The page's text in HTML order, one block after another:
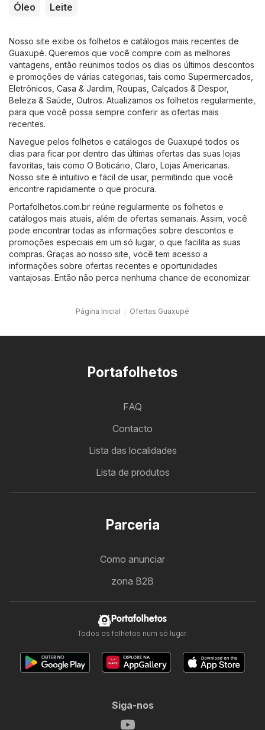
Óleo Leite
Nosso site exibe os folhetos e catálogos mais recentes de
Guaxupé. Queremos que você compre com as melhores
vantagens, então reunimos todos os dias os últimos descontos
e promoções de várias categorias, tais como Supermercados
Eletrônicos Casa & Jardim Roupas, Calçados & Despor,
Beleza & Saúde Outros. Atualizamos os folhetos regularmente,
para que você possa sempre conferir as ofertas mais
recentes.
Navegue pelos folhetos e catálogos de Guaxupé todos os
dias para ficar por dentro das últimas ofertas das suas lojas
favoritas, tais como O Boticário Claro Lojas Americanas.
Nosso site é intuitivo e fácil de usar, permitindo que você
encontre rapidamente o que procura.
Portafolhetos.com.br reúne regularmente os folhetos e
catálogos mais atuais, além de ofertas semanais. Assim, você
pode encontrar todas as informações sobre descontos e
promoções especiais em um só lugar, o que facilita as suas
compras. Graças ao nosso site, você tem acesso a
informações sobre ofertas recentes e oportunidades
vantajosas. Então não perca nenhuma chance de economizar.
Página Inicial Ofertas Guaxupé
Portafolhetos
FAQ
Contacto
Lista das localidades
Lista de produtos
Parceria
Como anunciar
zona B2B
Portafolhetos
Todos os folhetos num só lugar.
Siga-nos